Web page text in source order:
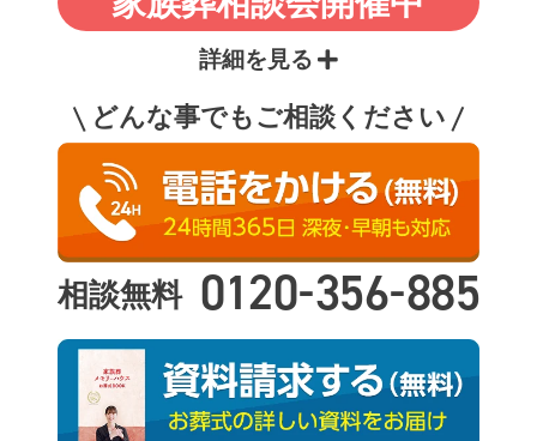
詳細を見る
どんな事でもご相談ください
相談無料 0120-356-885